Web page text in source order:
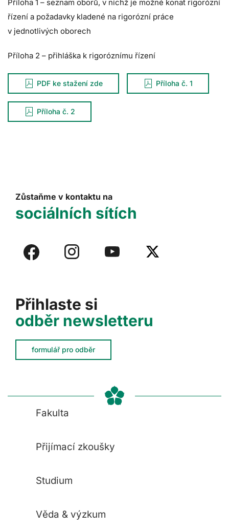
Příloha 1 – seznam oborů, v nichž je možné konat rigorózní
řízení a požadavky kladené na rigorózní práce
v jednotlivých oborech
Příloha 2 – přihláška k rigoróznímu řízení
PDF ke stažení zde Příloha č. 1
Příloha č. 2
Přihlaste si
odběr newsletteru
formulář pro odběr
Zůstaňme v kontaktu na
sociálních sítích
Fakulta
Přijímací zkoušky
Studium
Věda & výzkum